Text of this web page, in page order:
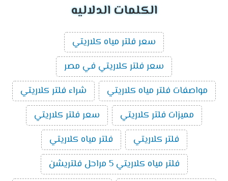
الكلمات الدلاليه
سعر فلتر مياه كلاريتي
سعر فلتر كلاريتي في مصر
مواصفات فلتر مياه كلاريتي
شراء فلتر كلاريتي
مميزات فلتر كلاريتي
سعر فلتر كلاريتي
فلتر كلاريتي
فلتر مياه كلاريتي
فلتر مياه كلاريتي 5 مراحل فلتريشن